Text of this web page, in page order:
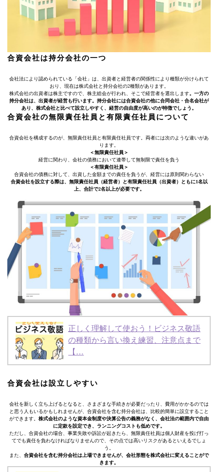
合資会社は持分会社の一つ
会社法により認められている「会社」は、出資者と経営者の関係性により種類が分けられて
おり、現在は株式会社と持分会社の2種類があります。
株式会社の出資者は株主ですので、株主総会が行われ、そこで経営者を選出します。一方の
持分会社は、出資者が経営も行います。持分会社には合資会社の他に合同会社・合名会社が
あり、株式会社と比べて設立しやすく、経営の自由度が高いのが特徴でしょう。
合資会社の無限責任社員と有限責任社員について
合資会社を構成するのが、無限責任社員と有限責任社員です。両者には次のような違いがあ
ります。
＜無限責任社員＞
経営に関わり、会社の債務において連帯して無制限で責任を負う
＜有限責任社員＞
合資会社の債務に対して、出資した金額までの責任を負うが、経営には原則関わらない
合資会社を設立する際は、無限責任社員（経営者）と有限責任社員（出資者）ともに1名以
上、合計で2名以上が必要です。
正しく理解して使おう！ビジネス敬語
の種類から言い換え練習、注意点まで
【…
合資会社は設立しやすい
会社を新しく立ち上げるとなると、さまざまな手続きが必要だったり、費用がかかるのでは
と思う人もいるかもしれませんが、合資会社を含む持分会社は、比較的簡単に設立すること
ができます。 株式会社のような資本金制度や決算公告の義務がなく、会社法の範囲内で自由
に定款を設定でき、ランニングコストも低めです。
ただし、合資会社の場合、事業失敗や訴訟が起きたら、無限責任社員は個人財産を投げ打っ
てでも責任を負わなければなりませんので、その点では高いリスクがあるといえるでしょ
う。
また、 合資会社を含む持分会社は上場できませんが、会社形態を株式会社に変えることがで
きます。